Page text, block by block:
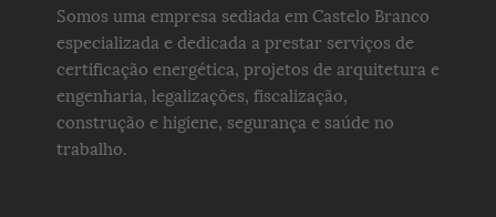
Somos uma empresa sediada em Castelo Branco
especializada e dedicada a prestar serviços de
certificação energética, projetos de arquitetura e
engenharia, legalizações, fiscalização,
construção e higiene, segurança e saúde no
trabalho.